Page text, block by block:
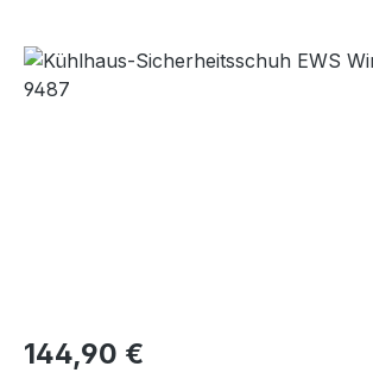
Regulärer Preis:
144,90 €